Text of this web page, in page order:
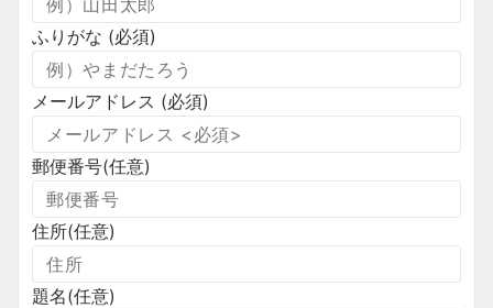
ふりがな (必須)
メールアドレス (必須)
郵便番号(任意)
住所(任意)
題名(任意)